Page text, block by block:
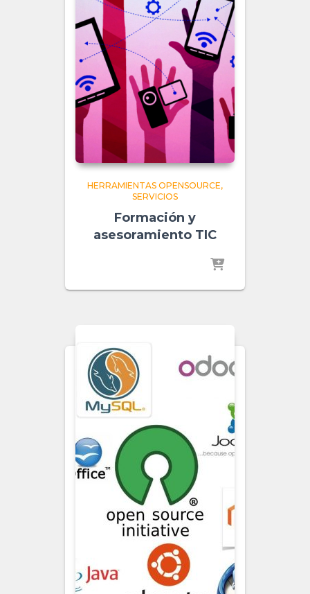
HERRAMIENTAS OPENSOURCE
SERVICIOS
Formación y
asesoramiento TIC